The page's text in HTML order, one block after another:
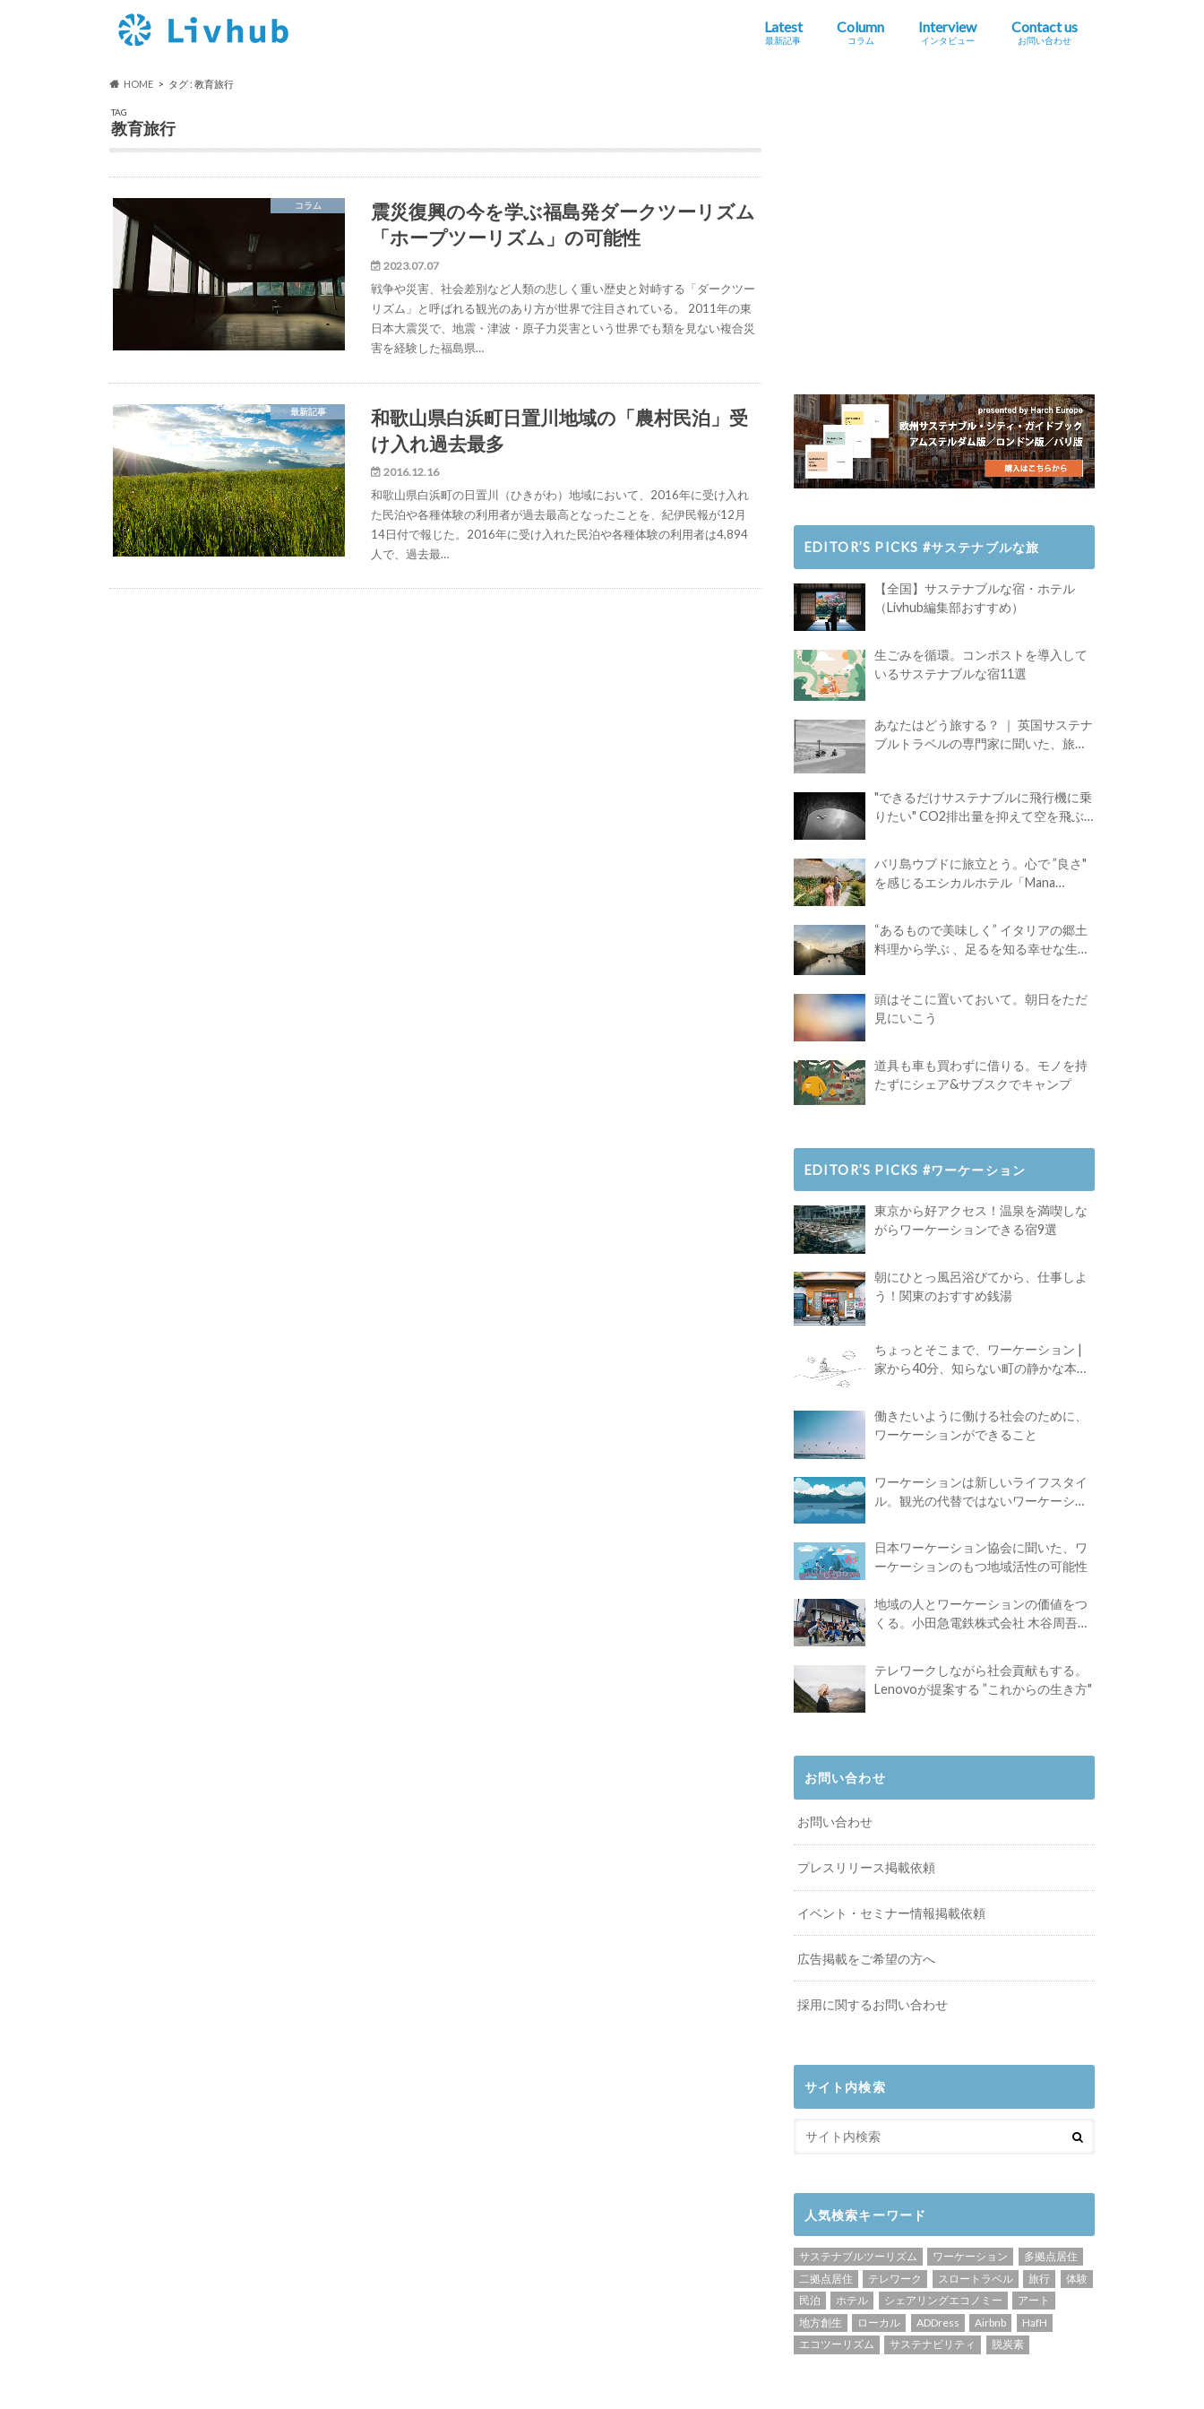
Latest
最新記事
Column
コラム
Interview
インタビュー
Contact us
お問い合わせ
HOME タグ : 教育旅行
TAG
教育旅行
コラム
震災復興の今を学ぶ福島発ダークツーリズム
「ホープツーリズム」の可能性
2023.07.07
戦争や災害、社会差別など人類の悲しく重い歴史と対峙する「ダークツー
リズム」と呼ばれる観光のあり方が世界で注目されている。 2011年の東
日本大震災で、地震・津波・原子力災害という世界でも類を見ない複合災
害を経験した福島県…
最新記事
和歌山県白浜町日置川地域の「農村民泊」受
け入れ過去最多
2016.12.16
和歌山県白浜町の日置川（ひきがわ）地域において、2016年に受け入れ
た民泊や各種体験の利用者が過去最高となったことを、紀伊民報が12月
14日付で報じた。2016年に受け入れた民泊や各種体験の利用者は4,894
人で、過去最…
EDITOR’S PICKS #サステナブルな旅
【全国】サステナブルな宿・ホテル
（Livhub編集部おすすめ）
生ごみを循環。コンポストを導入して
いるサステナブルな宿11選
あなたはどう旅する？ ｜ 英国サステナ
ブルトラベルの専門家に聞いた、旅の
"できるだけサステナブルに飛行機に乗
りたい" CO2排出量を抑えて空を飛ぶ
バリ島ウブドに旅立とう。心で ”良さ"
を感じるエシカルホテル「Mana
“あるもので美味しく” イタリアの郷土
料理から学ぶ 、足るを知る幸せな生き
頭はそこに置いておいて。朝日をただ
見にいこう
道具も車も買わずに借りる。モノを持
たずにシェア&サブスクでキャンプ
EDITOR’S PICKS #ワーケーション
東京から好アクセス！温泉を満喫しな
がらワーケーションできる宿9選
朝にひとっ風呂浴びてから、仕事しよ
う！関東のおすすめ銭湯
ちょっとそこまで、ワーケーション |
家から40分、知らない町の静かな本屋
働きたいように働ける社会のために、
ワーケーションができること
ワーケーションは新しいライフスタイ
ル。観光の代替ではないワーケーショ
日本ワーケーション協会に聞いた、ワ
ーケーションのもつ地域活性の可能性
地域の人とワーケーションの価値をつ
くる。小田急電鉄株式会社 木谷周吾さ
テレワークしながら社会貢献もする。
Lenovoが提案する ”これからの生き方"
お問い合わせ
お問い合わせ
プレスリリース掲載依頼
イベント・セミナー情報掲載依頼
広告掲載をご希望の方へ
採用に関するお問い合わせ
サイト内検索
人気検索キーワード
サステナブルツーリズム ワーケーション
多拠点居住
二拠点居住
テレワーク スロートラベル 旅行
体験
民泊
ホテル シェアリングエコノミー
アート
地方創生
ローカル ADDress Airbnb
HafH
エコツーリズム
サステナビリティ 脱炭素